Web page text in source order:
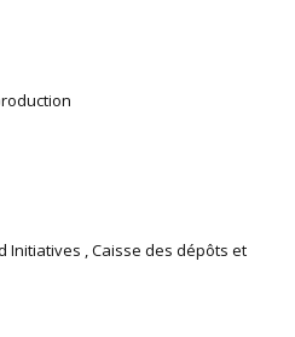
Initiatives , Caisse des dépôts et